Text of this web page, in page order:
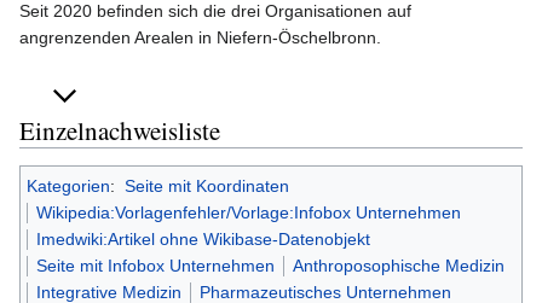
Seit 2020 befinden sich die drei Organisationen auf
angrenzenden Arealen in Niefern-Öschelbronn.
Einzelnachweisliste
Kategorien: Seite mit Koordinaten
Wikipedia:Vorlagenfehler/Vorlage:Infobox Unternehmen
Imedwiki:Artikel ohne Wikibase-Datenobjekt
Seite mit Infobox Unternehmen
Anthroposophische Medizin
Integrative Medizin
Pharmazeutisches Unternehmen